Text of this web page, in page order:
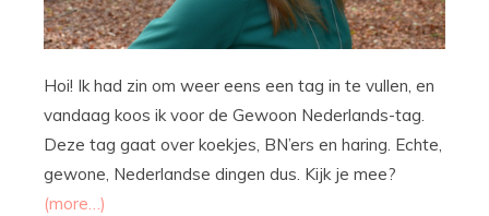
Hoi! Ik had zin om weer eens een tag in te vullen, en
vandaag koos ik voor de Gewoon Nederlands-tag.
Deze tag gaat over koekjes, BN’ers en haring. Echte,
gewone, Nederlandse dingen dus. Kijk je mee?
(more…)